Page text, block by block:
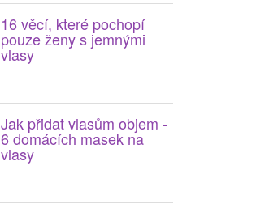
16 věcí, které pochopí
pouze ženy s jemnými
vlasy
Jak přidat vlasům objem -
6 domácích masek na
vlasy